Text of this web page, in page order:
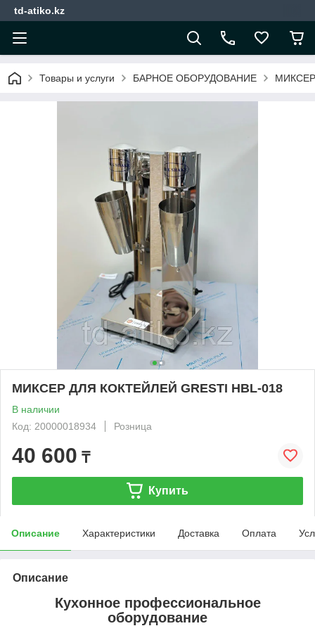
td-atiko.kz
Товары и услуги БАРНОЕ ОБОРУДОВАНИЕ
МИКСЕР ДЛЯ КОКТЕЙЛЕЙ GRESTI HBL-018
В наличии
Код: 20000018934
Розница
40 600 ₸
Купить
Описание Характеристики Доставка Оплата
Описание
Кухонное профессиональное
оборудование